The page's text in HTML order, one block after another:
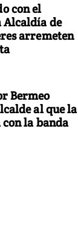
con el
de
arremeten
Bermeo
al que la
la banda